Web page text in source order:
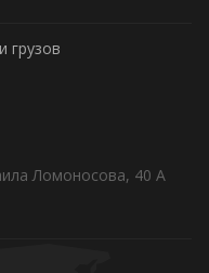
грузов
Ломоносова, 40 А